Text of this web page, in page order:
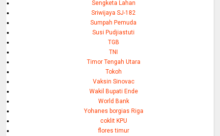
Sengketa Lahan
Sriwijaya SJ-182
Sumpah Pemuda
Susi Pudjiastuti
TGB
TNI
Timor Tengah Utara
Tokoh
Vaksin Sinovac
Wakil Bupati Ende
World Bank
Yohanes borgias Riga
coklit KPU
flores timur